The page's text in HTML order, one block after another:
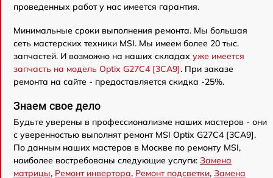
проведенных работ у нас имеется гарантия.
Минимальные сроки выполнения ремонта. Мы большая
сеть мастерских техники MSI. Мы имеем более 20 тыс.
запчастей. И возможно на наших складах уже имеется
запчасть на модель Optix G27C4 [3CA9]. При заказе
ремонта на сайте - предоставляется скидка -25%.
Знаем свое дело
Будьте уверены в профессионализме наших мастеров - они
с уверенностью выполнят ремонт MSI Optix G27C4 [3CA9].
По данным наших мастеров в Москве по ремонту MSI,
наиболее востребованы следующие услуги: Замена
матрицы, Ремонт инвертора, Ремонт подсветки, Замена